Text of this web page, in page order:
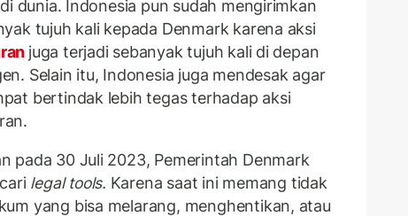
dunia. Indonesia pun sudah mengirimkan
tujuh kali kepada Denmark karena aksi
juga terjadi sebanyak tujuh kali di depan
Selain itu, Indonesia juga mendesak agar
bertindak lebih tegas terhadap aksi
pada 30 Juli 2023, Pemerintah Denmark
legal tools. Karena saat ini memang tidak
yang bisa melarang, menghentikan, atau